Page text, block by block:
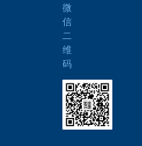
微
信
二
维
码